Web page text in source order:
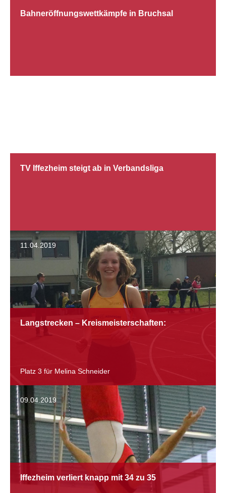
Bahneröffnungswettkämpfe in Bruchsal
TV Iffezheim steigt ab in Verbandsliga
11.04.2019
Langstrecken – Kreismeisterschaften:
Platz 3 für Melina Schneider
09.04.2019
Iffezheim verliert knapp mit 34 zu 35